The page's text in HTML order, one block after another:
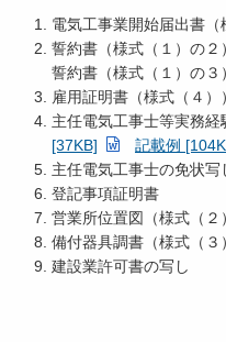
電気工事業開始届出書（
誓約書（様式（１）の２）
誓約書（様式（１）の３）
雇用証明書（様式（４））
主任電気工事士等実務経
[37KB]
記載例
主任電気工事士の免状写
登記事項証明書
営業所位置図（様式（２
備付器具調書（様式（３
建設業許可書の写し